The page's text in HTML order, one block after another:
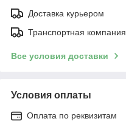
Доставка курьером
Транспортная компания
Все условия доставки
Условия оплаты
Оплата по реквизитам